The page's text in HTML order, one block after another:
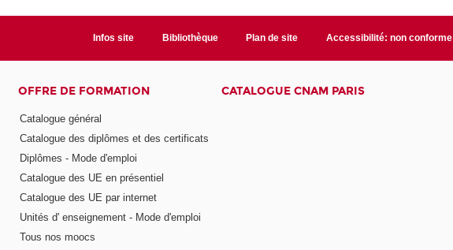
Infos site Bibliothèque Plan de site Accessibilité: non conforme
OFFRE DE FORMATION
Catalogue général
Catalogue des diplômes et des certificats
Diplômes - Mode d'emploi
Catalogue des UE en présentiel
Catalogue des UE par internet
Unités d' enseignement - Mode d'emploi
Tous nos moocs
CATALOGUE CNAM PARIS